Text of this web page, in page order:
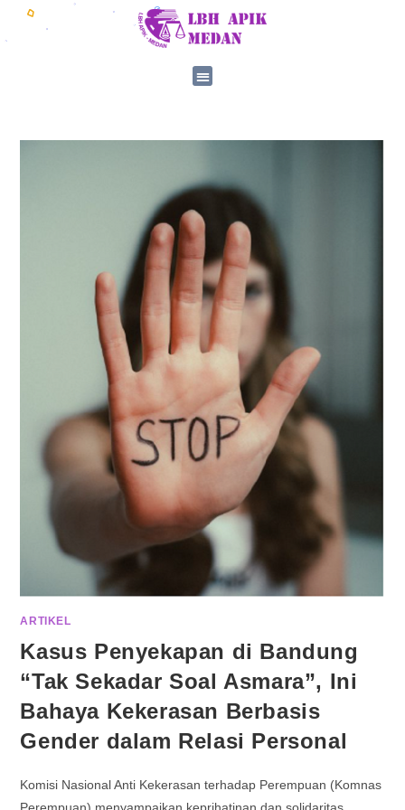
ARTIKEL
Kasus Penyekapan di Bandung
“Tak Sekadar Soal Asmara”, Ini
Bahaya Kekerasan Berbasis
Gender dalam Relasi Personal
Komisi Nasional Anti Kekerasan terhadap Perempuan (Komnas